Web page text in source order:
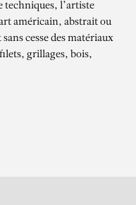
techniques, l’artiste
américain, abstrait ou
cesse des matériaux
grillages, bois,